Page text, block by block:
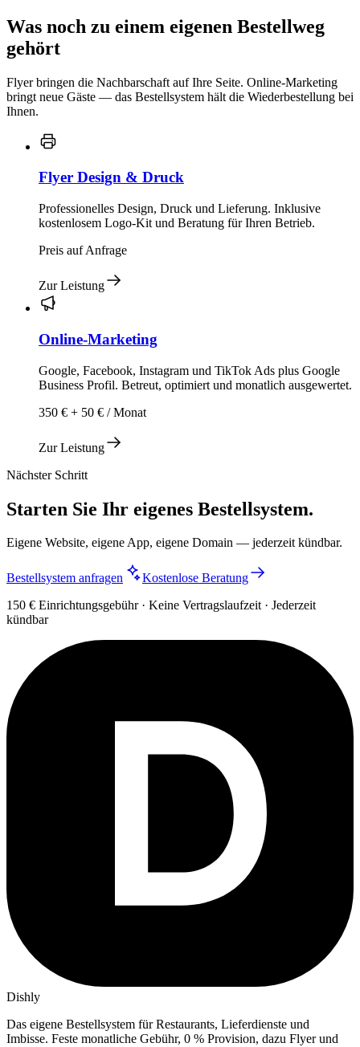
Was noch zu einem eigenen Bestellweg
gehört
Flyer bringen die Nachbarschaft auf Ihre Seite. Online-Marketing
bringt neue Gäste — das Bestellsystem hält die Wiederbestellung bei
Ihnen.
Flyer Design & Druck
Professionelles Design, Druck und Lieferung. Inklusive
kostenlosem Logo-Kit und Beratung für Ihren Betrieb.
Preis auf Anfrage
Zur Leistung
Online-Marketing
Google, Facebook, Instagram und TikTok Ads plus Google
Business Profil. Betreut, optimiert und monatlich ausgewertet.
350 € + 50 € / Monat
Zur Leistung
Nächster Schritt
Starten Sie Ihr eigenes Bestellsystem.
Eigene Website, eigene App, eigene Domain — jederzeit kündbar.
Bestellsystem anfragen
Kostenlose Beratung
150 € Einrichtungsgebühr · Keine Vertragslaufzeit · Jederzeit
kündbar
Dishly
Das eigene Bestellsystem für Restaurants, Lieferdienste und
Imbisse. Feste monatliche Gebühr, 0 % Provision, dazu Flyer und